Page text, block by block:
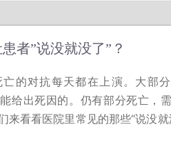
者”说没就没了”？
的对抗每天都在上演。大部
给出死因的。仍有部分死亡，
来看看医院里常见的那些“说没就